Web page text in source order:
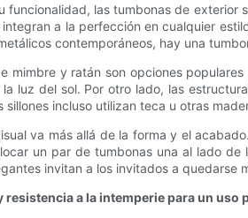
funcionalidad, las tumbonas de
a la perfección en cualquier
contemporáneos, hay una
mimbre y ratán son opciones
luz del sol. Por otro lado, las
sillones incluso utilizan teca u otras
va más allá de la forma y el
un par de tumbonas una al lado
invitan a los invitados a
resistencia a la intemperie para un uso